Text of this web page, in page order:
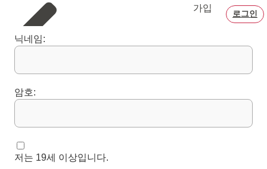
가입
로그인
닉네임:
암호:
저는 19세 이상입니다.